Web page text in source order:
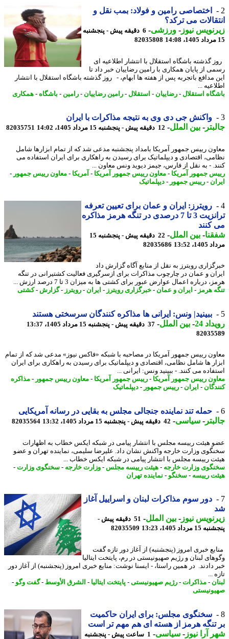
اختصاصی رامین و فولاد: بمب نقل و
می ترکد؟
نیوز-ورزشی-
6 دقیقه پیش - پنجشنبه
82035808
گذشته باشگاه استقلال با انتشار اطلاعیه ای
از پایان همکاری با رامین رضاییان خبر داد تا
مدافع باتجربه پس از هفته ها ابهام، - روز گذشته باشگاه استقلال با انتشار
...
استقلال-رضاییان-استقلال-رامین رضاییان-رامین -باشگاه-همکاری
واکنش جی دی وی به نتیجه مذاکرات با ایران
-بین الملل-12 دقیقه پیش - پنجشنبه 15 مرداد 1405، 14:02 82035751
رییس جمهور آمریکا بامداد پنجشنبه مدعی شد که از تمام ابزارها شامل
اقتصادی و دیپلماتیک برای رسیدن به راهکاری برای ایران استفاده می
- به نقل از فارس، جیمز دیوید ونس معاون ...
جمهور آمریکا- معاون رییس جمهور آمریکا- آمریکا- معاون رییس جمهور-
- رییس جمهور-دیپلماتیک
رویترز: ایران و عمان برای تعیین تعرفه
ترانزیت 3 تا 7 درصدی در تنگه هرمز مذاکره
کنند
-بین الملل-
22 دقیقه پیش - پنجشنبه 15
13:52
82035686
رویترز به نقل از منابع آگاه گزارش داد
و عمان در چارچوب مذاکرات برای ازسرگیری فعالیت کشتیرانی در تنگه
درباره اعمال عوارض عبور برای کشتی ها به میزان 3 تا 7 درصد ارزش ...
هرمز- ایران و عمان-خبرگزاری رویترز-ایران - رویترز-گزارش -کشتی
ببینید| ونس: ایرانی ها مذاکره کنندگان سرسختی هستند
24
-بین الملل-37 دقیقه پیش - پنجشنبه 15 مرداد 1405، 13:37
رییس جمهور آمریکا در مصاحبه با شبکه «فاکس نیوز» مدعی شد که از تمام
ها شامل نظامی، اقتصادی و دیپلماتیک برای رسیدن به راهکاری برای ایران
می کنند. - ببینید ونس: ایرانی ...
رییس جمهور آمریکا- رییس جمهور آمریکا- معاون رییس جمهور-مذاکره
-ایران - رییس جمهور-دیپلماتیک
حمله تند نماینده جنجالی مجلس به بقایی در رسانه آمریکایی
-سیاسی-42 دقیقه پیش - پنجشنبه 15 مرداد 1405، 13:32 82035564
هیئت رییسه مجلس با انتشار پیامی در شبکه ایکس خطاب به اظهارات
وزارت خارجه واکنش نشان داد. علیرضا سلیمی، نماینده تهران و عضو
رییسه مجلس با انتشار پیامی در شبکه ایکس خطاب ...
وزارت خارجه-هیئت رییسه مجلس-وزارت خارجه-سخنگوی وزارت -
رییسه-سخنگو-نماینده تهران
دور سوم مذاکرات لبنان و اسراییل آغاز
نیوز-بین الملل-
51 دقیقه پیش -
1405، 13:23
82035509
خبری امروز (پنجشنبه) از آغاز دور تازه گفت
لبنان و رژیم صهیونیستی در رم، پایتخت ایتالیا
دادند. در همین راستا، - ایسنا نوشت: منابع خبری امروز (پنجشنبه) از آغاز دور
...
-مذاکرات- رژیم صهیونیستی-پایتخت ایتالیا -الشرق الأوسط-گفت وگو-
سخنگوی مجلس: برای ایران حاکمیت
تنگه هرمز از هسته ای هم مهم تر است
آرا نیوز-سیاسی-
1 ساعت پیش - پنجشنبه